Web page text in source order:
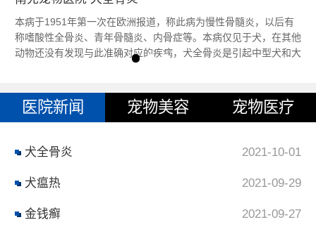
本病于1951年第一次在欧洲报道，称此病为慢性骨髓炎，以后有
称嗜酸性全骨炎、青年骨髓炎、内骨症等。本病仅见于犬，在其他
动物还没有发现与此准确对应的疾病，犬全骨炎是引起中型犬和大
医院新闻 宠物美容 宠物医疗
2021-10-01
犬全骨炎
2021-09-29
犬瘟热
2021-09-27
金钱癣